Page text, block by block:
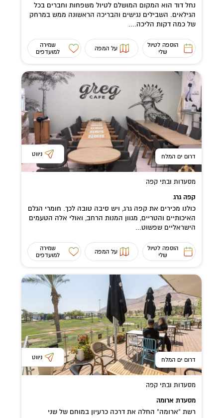
נחל דוד הוא המקום המושלם לטיול משפחות וחברים בכל
הגילאים. השבילים נגישים והבריכה הראשונה ממש במרחק
של כמה דקות הליכה....
הוספה לטיול
שלי
על המפה
שמירה
למועדפים
דרום ים המלח ניווט
מסעדות ובתי קפה
קפה גרג
כולנו מכירים את קפה גרג, ויש סיבה טובה לכך. חומרי הגלם
האיכותיים והטריים, מגוון המנות הרחב, ואולי אלה הטעמים
הישראליים שפשוט...
הוספה לטיול
שלי
על המפה
שמירה
למועדפים
דרום ים המלח ניווט
מסעדות ובתי קפה
מסעדת ארומה
רשת “ארומה” החלה את דרכה כרעיון במוחם של שני